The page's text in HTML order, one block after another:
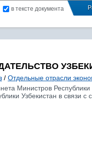
в тексте документа
/ Отдельные отрасли
Министров
Узбекистан в связи